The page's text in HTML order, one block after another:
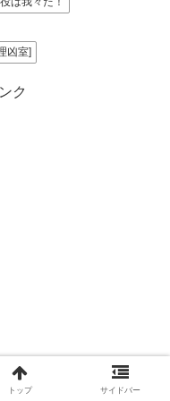
凶室]
ク
トップ サイドバー